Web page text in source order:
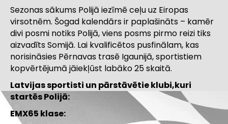
Sezonas sākums Polijā iezīmē ceļu uz Eiropas
virsotnēm. Šogad kalendārs ir paplašināts – kamēr
divi posmi notiks Polijā, viens posms pirmo reizi tiks
aizvadīts Somijā. Lai kvalificētos pusfinālam, kas
norisināsies Pērnavas trasē Igaunijā, sportistiem
kopvērtējumā jāiekļūst labāko 25 skaitā.
Latvijas sportisti un pārstāvētie klubi,kuri
startēs Polijā:
EMX65 klase: